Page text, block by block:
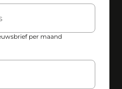
per maand